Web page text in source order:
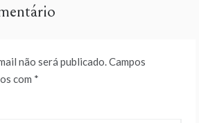
não será publicado.Campos
com *